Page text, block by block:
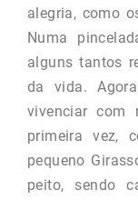
alegria, como
Numa
alguns tantos
da vida.
vivenciar com
primeira vez,
pequeno
peito, sendo